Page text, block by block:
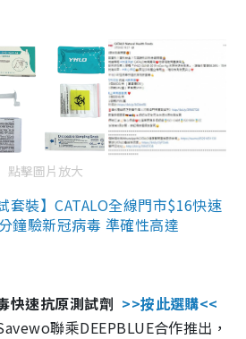
點擊圖片放大
套裝】CATALO全線門市$16快速
鐘驗新冠病毒 準確性高達
快速抗原測試劑 >>按此選購<<
聯乘DEEPBLUE合作推出，